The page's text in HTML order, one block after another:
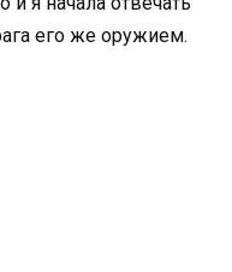
его же оружием.